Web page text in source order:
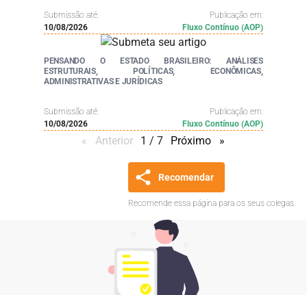
Submissão até:
Publicação em:
10/08/2026
Fluxo Contínuo (AOP)
PENSANDO O ESTADO BRASILEIRO: ANÁLISES
ESTRUTURAIS, POLÍTICAS, ECONÔMICAS,
ADMINISTRATIVAS E JURÍDICAS
Submissão até:
Publicação em:
10/08/2026
Fluxo Contínuo (AOP)
Anterior page
1 / 7 Próximo page
Recomendar
Recomende essa página para os seus colegas.